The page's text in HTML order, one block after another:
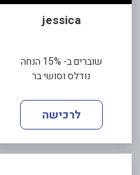
jessica
שוברים ב- 15% הנחה
נודלס וסושי בר
לרכישה